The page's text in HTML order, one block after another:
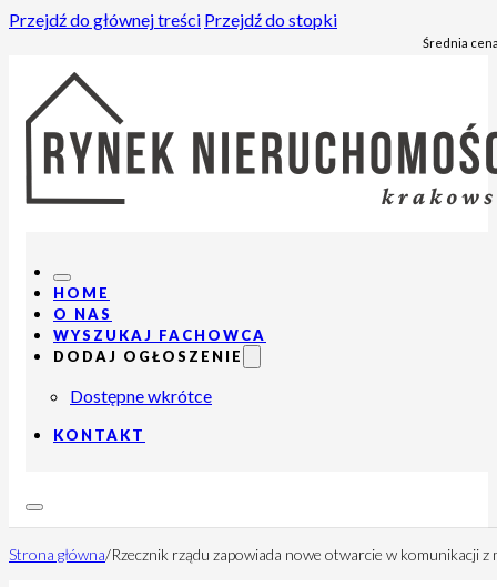
Przejdź do głównej treści Przejdź do stopki
Średnia
HOME
O NAS
WYSZUKAJ FACHOWCA
DODAJ OGŁOSZENIE
Dostępne wkrótce
KONTAKT
Strona główna/Rzecznik rządu zapowiada nowe otwarcie w komunikacji z